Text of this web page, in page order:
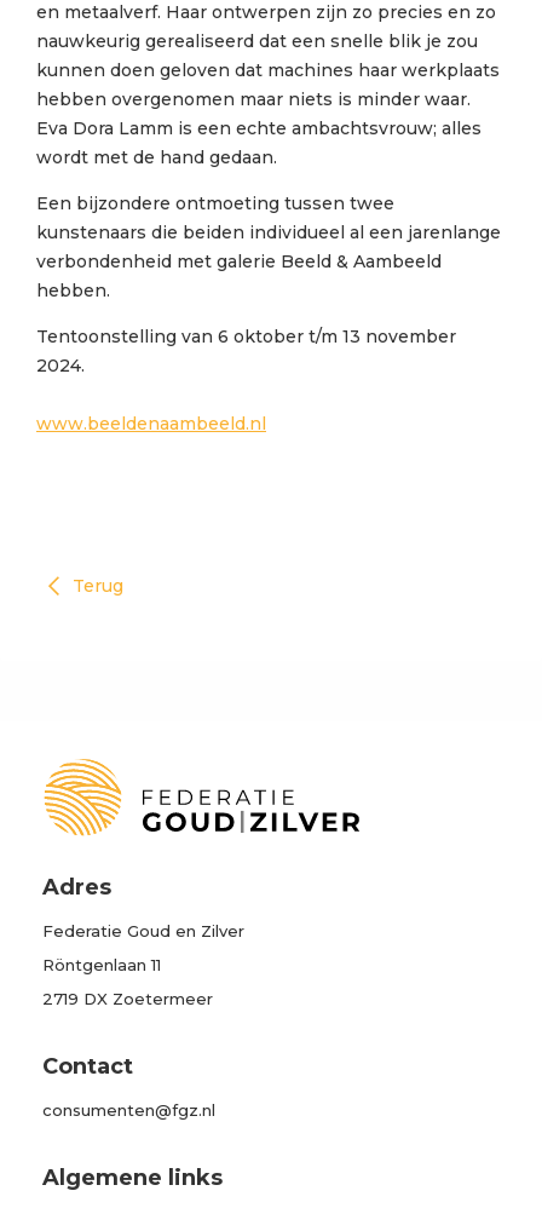
en metaalverf. Haar ontwerpen zijn zo precies en zo
nauwkeurig gerealiseerd dat een snelle blik je zou
kunnen doen geloven dat machines haar werkplaats
hebben overgenomen maar niets is minder waar.
Eva Dora Lamm is een echte ambachtsvrouw; alles
wordt met de hand gedaan.
Een bijzondere ontmoeting tussen twee
kunstenaars die beiden individueel al een jarenlange
verbondenheid met galerie Beeld & Aambeeld
hebben.
Tentoonstelling van 6 oktober t/m 13 november
2024.
www.beeldenaambeeld.nl
Terug
Adres
Federatie Goud en Zilver
Röntgenlaan 11
2719 DX Zoetermeer
Contact
consumenten@fgz.nl
Algemene links